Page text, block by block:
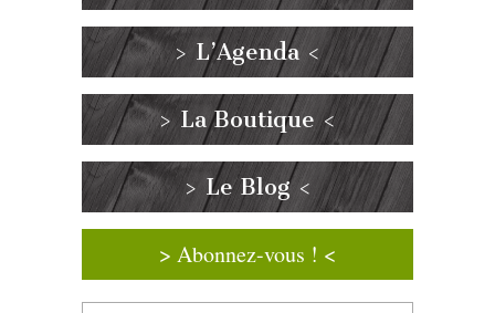
> L’Agenda <
> La Boutique <
> Le Blog <
> Abonnez-vous ! <